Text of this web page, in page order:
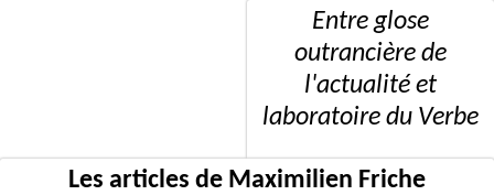
Entre glose
outrancière de
l'actualité et
laboratoire du Verbe
Les articles de Maximilien Friche